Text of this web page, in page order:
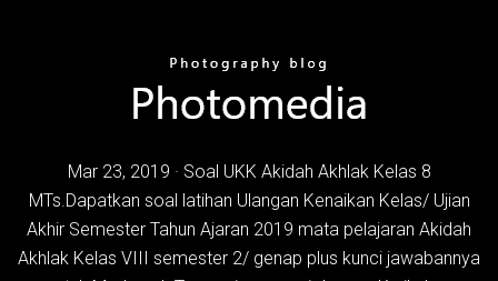
Mar 23, 2019 · Soal UKK Akidah Akhlak Kelas 8
MTs.Dapatkan soal latihan Ulangan Kenaikan Kelas/ Ujian
Akhir Semester Tahun Ajaran 2019 mata pelajaran Akidah
Akhlak Kelas VIII semester 2/ genap plus kunci jawabannya